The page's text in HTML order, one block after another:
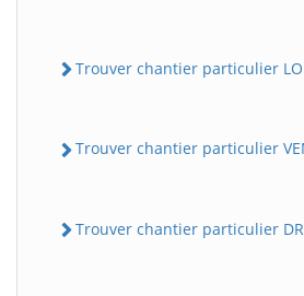
Trouver chantier particulier
Trouver chantier particulier
Trouver chantier particulier